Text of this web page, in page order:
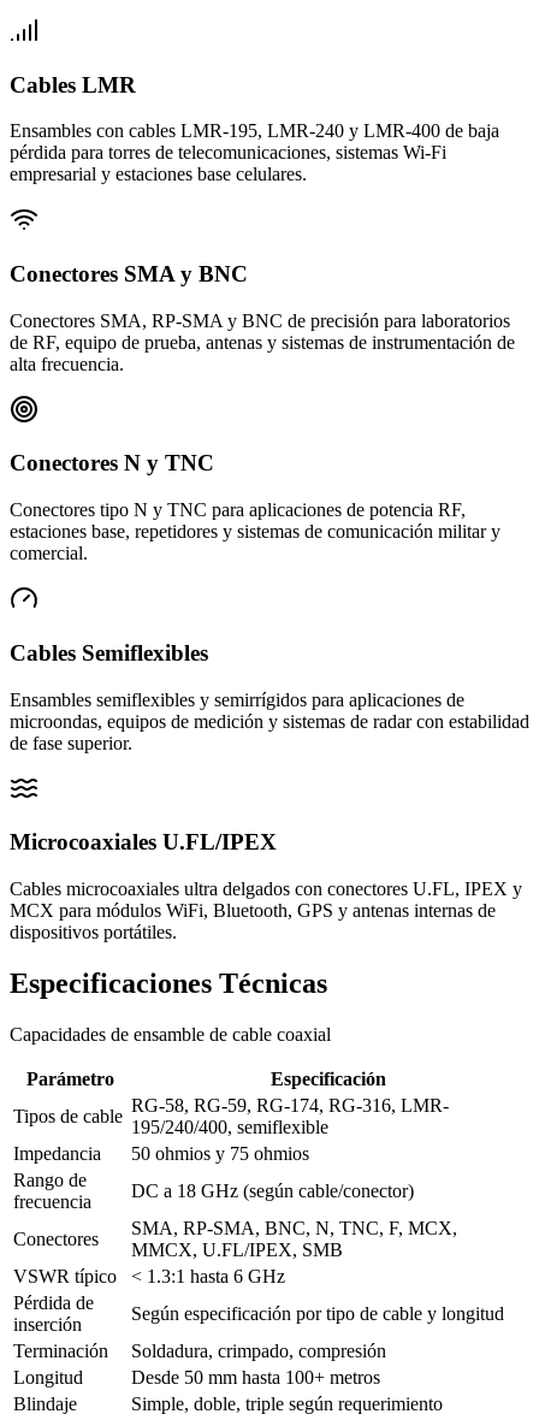
Cables LMR
Ensambles con cables LMR-195, LMR-240 y LMR-400 de baja
pérdida para torres de telecomunicaciones, sistemas Wi-Fi
empresarial y estaciones base celulares.
Conectores SMA y BNC
Conectores SMA, RP-SMA y BNC de precisión para laboratorios
de RF, equipo de prueba, antenas y sistemas de instrumentación de
alta frecuencia.
Conectores N y TNC
Conectores tipo N y TNC para aplicaciones de potencia RF,
estaciones base, repetidores y sistemas de comunicación militar y
comercial.
Cables Semiflexibles
Ensambles semiflexibles y semirrígidos para aplicaciones de
microondas, equipos de medición y sistemas de radar con estabilidad
de fase superior.
Microcoaxiales U.FL/IPEX
Cables microcoaxiales ultra delgados con conectores U.FL, IPEX y
MCX para módulos WiFi, Bluetooth, GPS y antenas internas de
dispositivos portátiles.
Especificaciones Técnicas
Capacidades de ensamble de cable coaxial
Parámetro
Especificación
Tipos de cable
RG-58, RG-59, RG-174, RG-316, LMR-
195/240/400, semiflexible
Impedancia
50 ohmios y 75 ohmios
Rango de
frecuencia
DC a 18 GHz (según cable/conector)
Conectores
SMA, RP-SMA, BNC, N, TNC, F, MCX,
MMCX, U.FL/IPEX, SMB
VSWR típico
< 1.3:1 hasta 6 GHz
Pérdida de
inserción
Según especificación por tipo de cable y longitud
Terminación
Soldadura, crimpado, compresión
Longitud
Desde 50 mm hasta 100+ metros
Blindaje
Simple, doble, triple según requerimiento